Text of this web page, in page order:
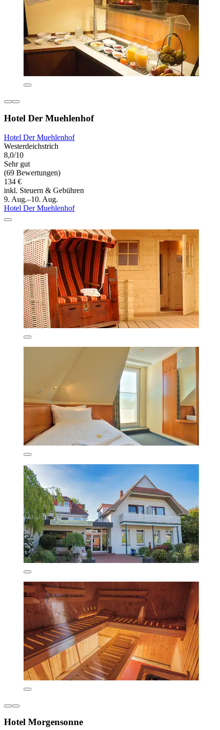
Hotel Der Muehlenhof
Hotel Der Muehlenhof
Westerdeichstrich
8,0/10
Sehr gut
(69 Bewertungen)
134 €
inkl. Steuern & Gebühren
9. Aug.–10. Aug.
Hotel Der Muehlenhof
Hotel Morgensonne